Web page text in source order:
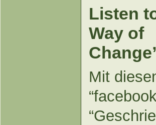
Listen
Way of
Mit